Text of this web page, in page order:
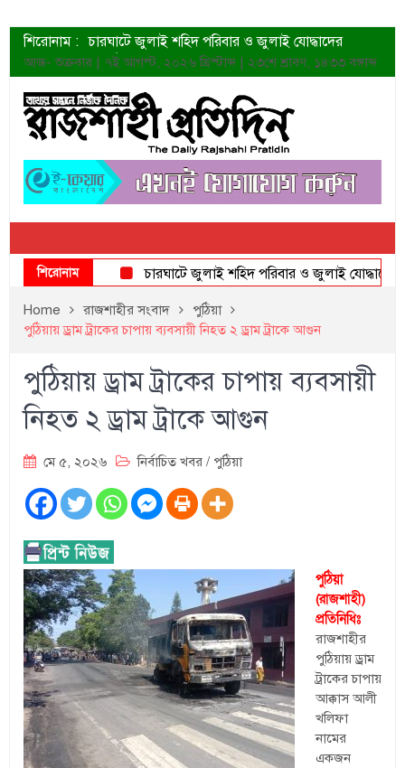
শিরোনাম : চারঘাটে জুলাই শহিদ পরিবার ও জুলাই যোদ্ধাদের
সংবর্ধনা
শহীদদের প্রত্যাশা এখনো পূরণ হয়নি: ডা. শফিকুর রহমান
ত্বক ভালো রাখতে যে ৫ কাজ করবেন
জুলাই স্মৃতি জাদুঘরের দুয়ার খুলেছে উদ্বোধন করলেন
প্রধানমন্ত্রী
শাহরুখের নতুন সিনেমার লুক
কোয়ার্টার ফাইনালে নেইমারের দুর্দান্ত অ্যাসিস্টে সান্তোস
ডেনিস লিয়ামিন রাশিয়ার ড্রোন বাহিনীর প্রধান হলেন
জুলাই শহিদদের আত্মত্যাগ জাতি চিরকাল শ্রদ্ধার সাথে
আজ- শুক্রবার | ৭ই আগস্ট, ২০২৬ খ্রিস্টাব্দ | ২৩শে শ্রাবণ, ১৪৩৩ বঙ্গাব্দ
শিরোনাম চারঘাটে জুলাই শহিদ পরিবার ও জুলাই যোদ্ধাদের
Home রাজশাহীর সংবাদ
পুঠিয়া
পুঠিয়ায় ড্রাম ট্রাকের চাপায় ব্যবসায়ী নিহত ২ ড্রাম ট্রাকে আগুন
পুঠিয়ায় ড্রাম ট্রাকের চাপায় ব্যবসায়ী
নিহত ২ ড্রাম ট্রাকে আগুন
মে ৫, ২০২৬ নির্বাচিত খবর / পুঠিয়া
পুঠিয়া
(রাজশাহী)
প্রতিনিধিঃ
‎রাজশাহীর
পুঠিয়ায় ড্রাম
ট্রাকের চাপায়
আক্কাস আলী
খলিফা
নামের
একজন